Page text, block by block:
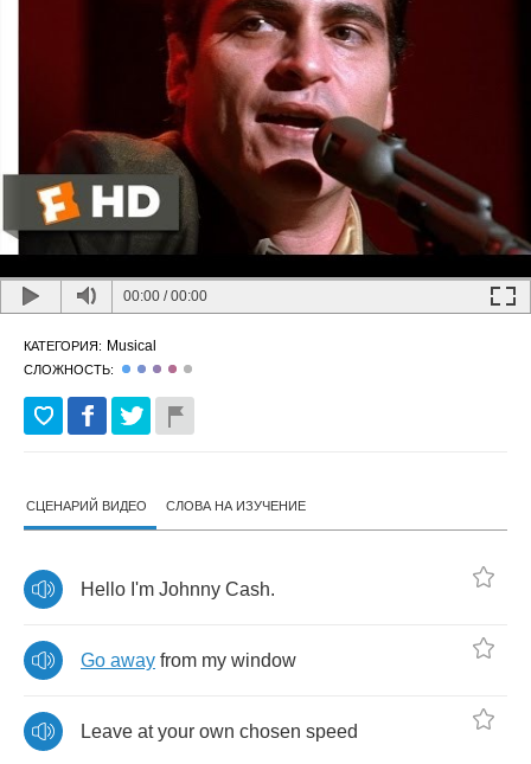
00:00 /00:00
КАТЕГОРИЯ: Musical
СЛОЖНОСТЬ:
СЦЕНАРИЙ ВИДЕО СЛОВА НА ИЗУЧЕНИЕ
Hello I'm Johnny Cash.
Go away from my window
Leave at your own chosen speed